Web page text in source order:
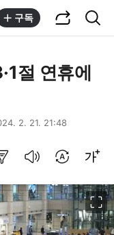
구독
절 연휴에
2. 21. 21:48